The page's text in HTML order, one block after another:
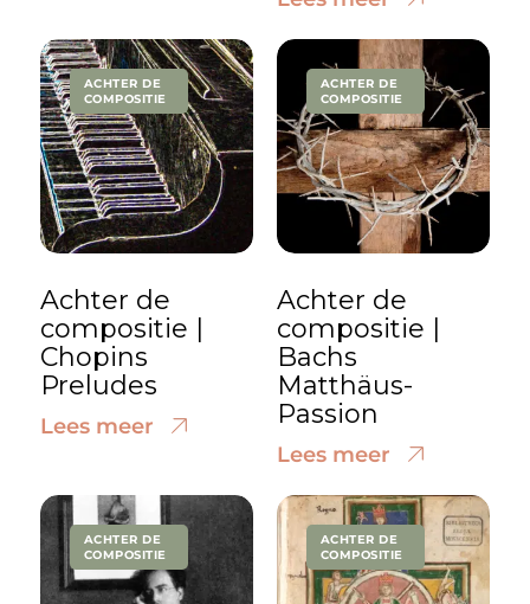
ACHTER DE
COMPOSITIE
Achter de
compositie |
Chopins
Preludes
Lees meer
ACHTER DE
COMPOSITIE
Achter de
compositie |
Bachs
Matthäus-
Passion
Lees meer
ACHTER DE
COMPOSITIE
ACHTER DE
COMPOSITIE